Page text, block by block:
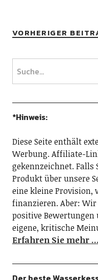
VORHERIGER
*Hinweis:
Diese Seite enthält
Werbung. Affiliate-
gekennzeichnet. Falls
Produkt über unsere
eine kleine Provision,
finanzieren. Aber:
positive
eigene, kritische
Erfahren Sie mehr …